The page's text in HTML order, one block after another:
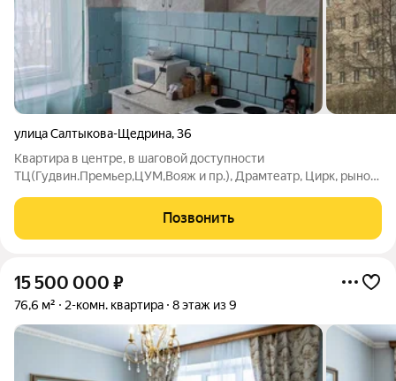
улица Салтыкова-Щедрина,36
Квартира в центре, в шаговой доступности
ТЦ(Гудвин.Премьер,ЦУМ,Вояж и пр.), Драмтеатр, Цирк, рынок,
места для комфортной жизни. Уютная квартира 61.1
квадратный метр, в самом сердце города!
Позвонить
15 500 000 ₽
76,6 м² 2-комн. квартира 8 этаж из 9